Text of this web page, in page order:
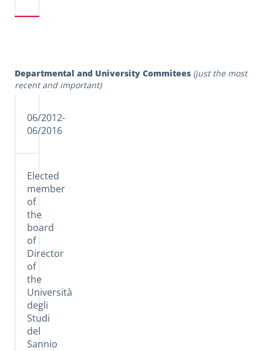
Departmental and University Commitees (just the most
recent and important)
06/2012-
06/2016
Elected
member
of
the
board
of
Director
of
the
Università
degli
Studi
del
Sannio